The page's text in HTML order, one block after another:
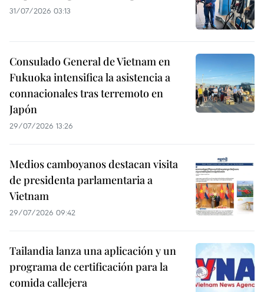
31/07/2026 03:13
Consulado General de Vietnam en
Fukuoka intensifica la asistencia a
connacionales tras terremoto en
Japón
29/07/2026 13:26
Medios camboyanos destacan visita
de presidenta parlamentaria a
Vietnam
29/07/2026 09:42
Tailandia lanza una aplicación y un
programa de certificación para la
comida callejera